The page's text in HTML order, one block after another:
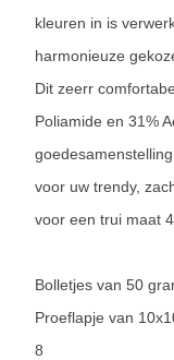
kleuren in is
harmonieuze
Dit zeerr
Poliamide en 31%
voor uw trendy,
voor een trui maat
Bolletjes van 50
Proeflapje van
8